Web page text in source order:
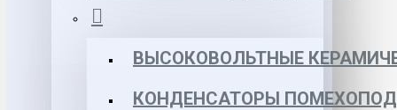
ВЫСОКОВОЛЬТНЫЕ
КОНДЕНСАТОРЫ